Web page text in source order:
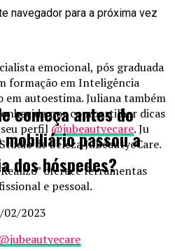
emocional, pós graduada
formação em Inteligência
em autoestima. Juliana também
por compartilhar dicas
perfil @jubeautyecare. Ju
de beleza JuBeautyeCare.
oferece ferramentas
e pessoal.
02/2023
navegador para a próxima vez
começa antes do
passou a
dos hóspedes?